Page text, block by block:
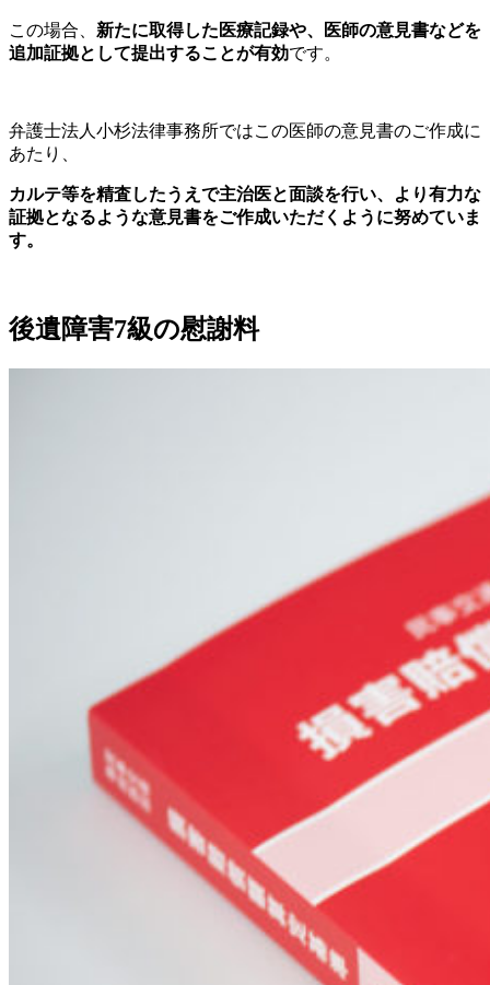
この場合、 新たに取得した医療記録や、医師の意見書などを
追加証拠として提出することが有効です。
弁護士法人小杉法律事務所ではこの医師の意見書のご作成に
あたり、
カルテ等を精査したうえで主治医と面談を行い、より有力な
証拠となるような意見書をご作成いただくように努めていま
す。
後遺障害7級の慰謝料